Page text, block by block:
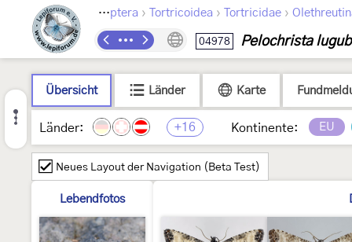
Lepidoptera › Tortricoidea › Tortricidae ›
04978 Pelochrista
Übersicht Länder Karte
Länder: +16 Kontinente: EU
Neues Layout der Navigation (Beta Test)
Lebendfotos